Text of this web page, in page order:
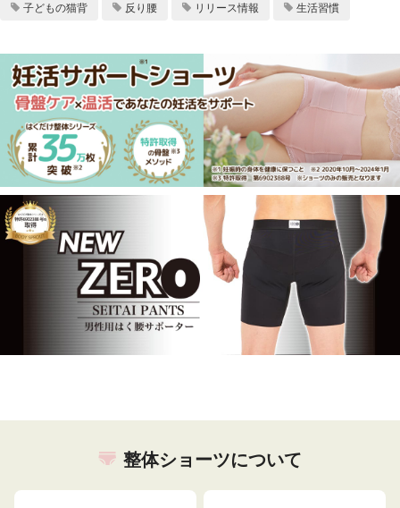
子どもの猫背 反り腰 リリース情報 生活習慣
整体ショーツについて